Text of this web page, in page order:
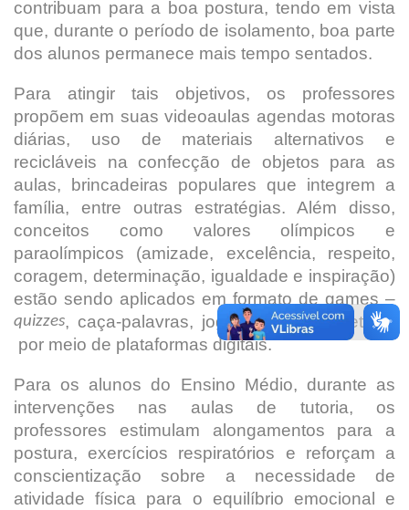
contribuam para a boa postura, tendo em vista
que, durante o período de isolamento, boa parte
dos alunos permanece mais tempo sentados.
Para atingir tais objetivos, os professores
propõem em suas videoaulas agendas motoras
diárias, uso de materiais alternativos e
recicláveis na confecção de objetos para as
aulas, brincadeiras populares que integrem a
família, entre outras estratégias. Além disso,
conceitos como valores olímpicos e
paraolímpicos (amizade, excelência, respeito,
coragem, determinação, igualdade e inspiração)
estão sendo aplicados em formato de games –
quizzes, caça-palavras, jogo da memória etc. –
por meio de plataformas digitais.
Para os alunos do Ensino Médio, durante as
intervenções nas aulas de tutoria, os
professores estimulam alongamentos para a
postura, exercícios respiratórios e reforçam a
conscientização sobre a necessidade de
atividade física para o equilíbrio emocional e